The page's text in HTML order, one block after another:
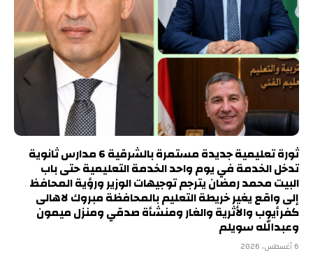
ثورة تعليمية جديدة مستمرة بالشرقية 6 مدارس ثانوية
تدخل الخدمة في يوم واحد الخدمة التعليمية حتى باب
البيت محمد رمضان يترجم توجيهات الوزير ورؤية المحافظ
إلى واقع يغير خريطة التعليم بالمحافظة مبروك لاهالى
كفرأيوب والأثرية والغار ومنشأة صدقي ومنزل ميمون
وعبدالله سويلم
6 أغسطس، 2026